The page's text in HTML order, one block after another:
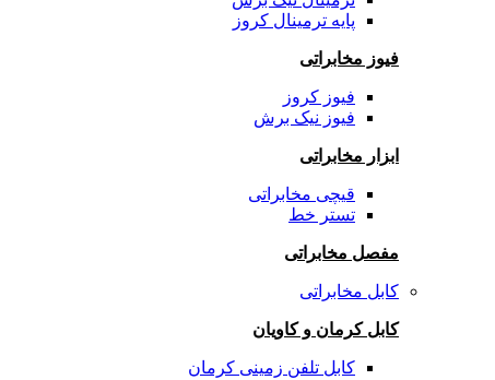
پایه ترمینال کروز
فیوز مخابراتی
فیوز کروز
فیوز نیک برش
ابزار مخابراتی
قیچی مخابراتی
تستر خط
مفصل مخابراتی
کابل مخابراتی
کابل کرمان و کاویان
کابل تلفن زمینی کرمان